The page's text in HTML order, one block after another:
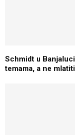
Schmidt u
temama, a ne